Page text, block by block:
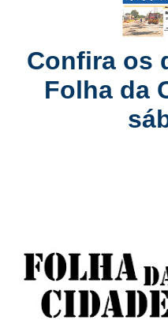
Confira os
Folha da